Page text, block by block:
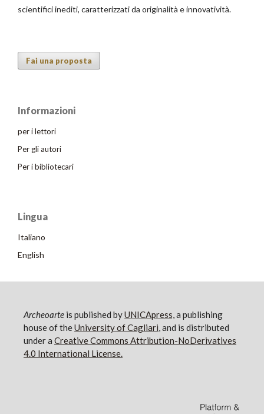
scientifici inediti, caratterizzati da originalità e innovatività.
Fai una proposta
Informazioni
per i lettori
Per gli autori
Per i bibliotecari
Lingua
Italiano
English
Archeoarte is published byUNICApress,a publishing
house of theUniversity of Cagliari, and is distributed
under a Creative Commons Attribution-NoDerivatives
4.0 International License.